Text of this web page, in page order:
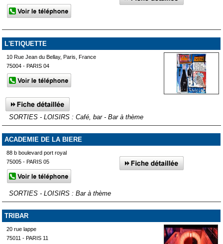
L'ETIQUETTE
10 Rue Jean du Bellay, Paris, France
75004 - PARIS 04
SORTIES - LOISIRS : Café, bar - Bar à thème
ACADEMIE DE LA BIERE
88 b boulevard port royal
75005 - PARIS 05
SORTIES - LOISIRS : Bar à thème
TRIBAR
20 rue lappe
75011 - PARIS 11